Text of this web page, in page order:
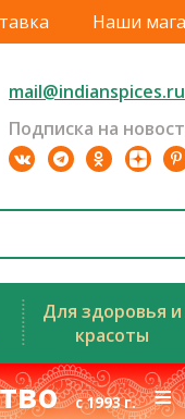
Наши
mail@indianspices.ru
Подписка на
Для здоровья и
красоты
с 1993 г.≡